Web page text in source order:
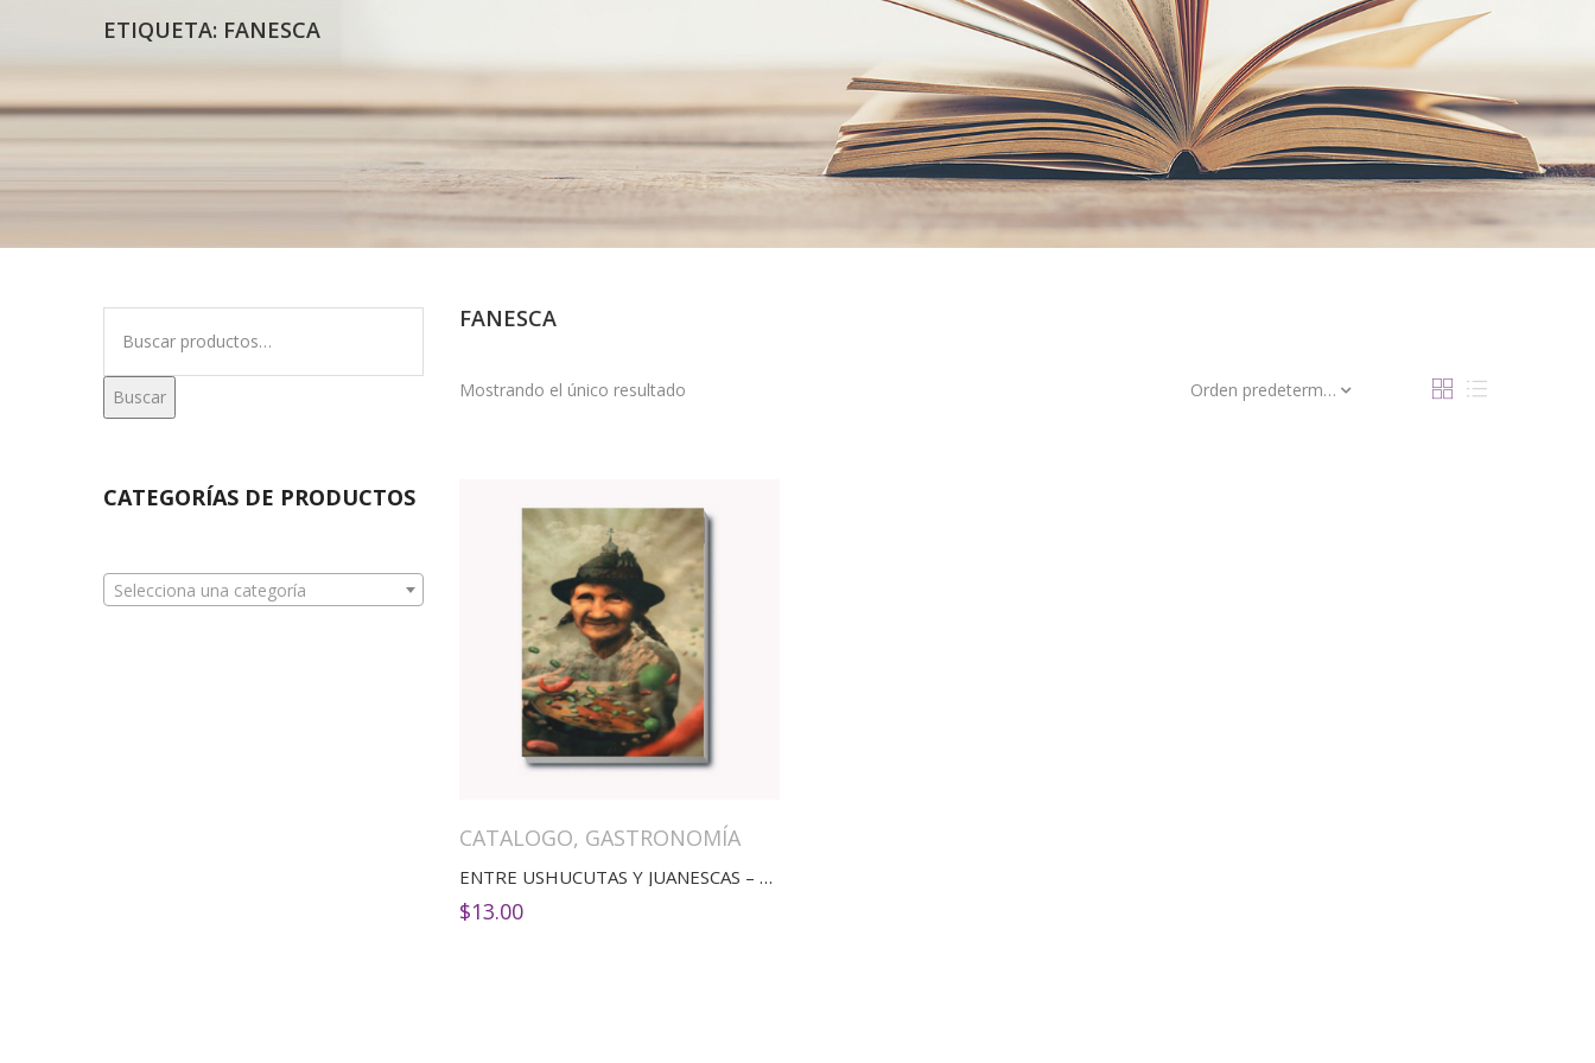
ETIQUETA: FANESCA
FANESCA
Mostrando el único resultado Orden predeterminado
CATALOGO, GASTRONOMÍA
ENTRE USHUCUTAS Y JUANESCAS – HISTORIAS DE FANESCA
$13.00
Buscar
CATEGORÍAS DE PRODUCTOS
Selecciona una categoría